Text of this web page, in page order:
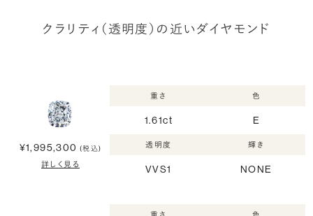
クラリティ（透明度）の近いダイヤモンド
¥1,995,300 (税込)
詳しく見る
重さ
1.61ct
色
E
透明度
VVS1
輝き
NONE